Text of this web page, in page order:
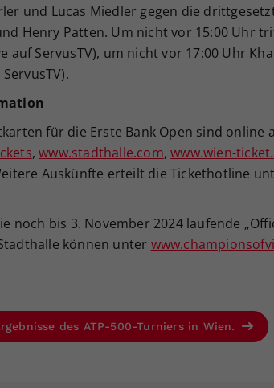
und Lucas Miedler gegen die
Henry Patten. Um nicht vor 15:00 Uhr
auf ServusTV), um nicht vor 17:00 Uhr
ServusTV).
für die Erste Bank Open sind online
,www.stadthalle.com,www.wien-
Auskünfte erteilt die Tickethotline
noch bis 3. November 2024 laufende
können unter
des ATP-500-Turniers in Wien.